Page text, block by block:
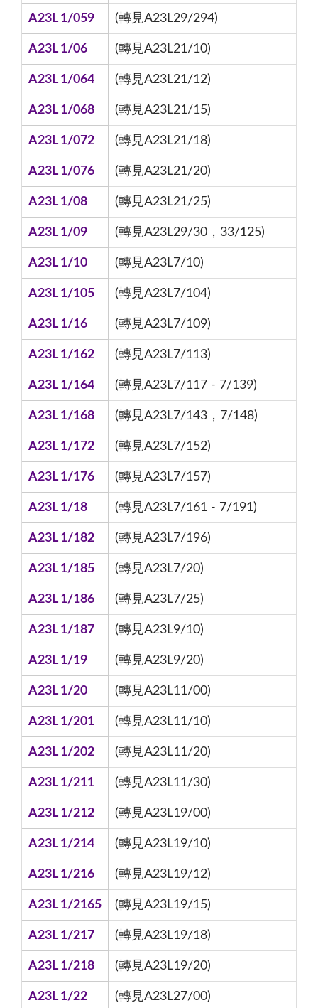
A23L 1/059 (轉見A23L29/294)
A23L 1/06 (轉見A23L21/10)
A23L 1/064 (轉見A23L21/12)
A23L 1/068 (轉見A23L21/15)
A23L 1/072 (轉見A23L21/18)
A23L 1/076 (轉見A23L21/20)
A23L 1/08 (轉見A23L21/25)
A23L 1/09 (轉見A23L29/30，33/125)
A23L 1/10 (轉見A23L7/10)
A23L 1/105 (轉見A23L7/104)
A23L 1/16 (轉見A23L7/109)
A23L 1/162 (轉見A23L7/113)
A23L 1/164 (轉見A23L7/117 - 7/139)
A23L 1/168 (轉見A23L7/143，7/148)
A23L 1/172 (轉見A23L7/152)
A23L 1/176 (轉見A23L7/157)
A23L 1/18 (轉見A23L7/161 - 7/191)
A23L 1/182 (轉見A23L7/196)
A23L 1/185 (轉見A23L7/20)
A23L 1/186 (轉見A23L7/25)
A23L 1/187 (轉見A23L9/10)
A23L 1/19 (轉見A23L9/20)
A23L 1/20 (轉見A23L11/00)
A23L 1/201 (轉見A23L11/10)
A23L 1/202 (轉見A23L11/20)
A23L 1/211 (轉見A23L11/30)
A23L 1/212 (轉見A23L19/00)
A23L 1/214 (轉見A23L19/10)
A23L 1/216 (轉見A23L19/12)
A23L 1/2165 (轉見A23L19/15)
A23L 1/217 (轉見A23L19/18)
A23L 1/218 (轉見A23L19/20)
A23L 1/22 (轉見A23L27/00)